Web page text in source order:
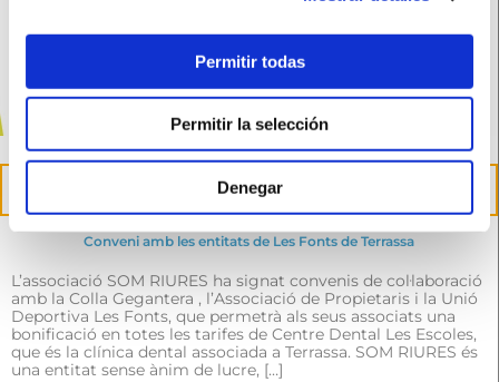
Permitir todas
Permitir la selección
Denegar
27
abr.
Conveni amb les entitats de Les Fonts de Terrassa
L’associació SOM RIURES ha signat convenis de col·laboració
amb la Colla Gegantera , l’Associació de Propietaris i la Unió
Deportiva Les Fonts, que permetrà als seus associats una
bonificació en totes les tarifes de Centre Dental Les Escoles,
que és la clínica dental associada a Terrassa. SOM RIURES és
una entitat sense ànim de lucre, […]